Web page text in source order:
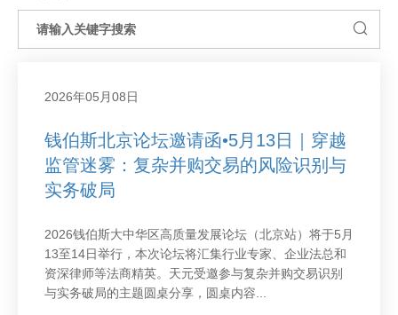
2026年05月08日
钱伯斯北京论坛邀请函•5月13日｜穿越
监管迷雾：复杂并购交易的风险识别与
实务破局
2026钱伯斯大中华区高质量发展论坛（北京站）将于5月
13至14日举行，本次论坛将汇集行业专家、企业法总和
资深律师等法商精英。天元受邀参与复杂并购交易识别
与实务破局的主题圆桌分享，圆桌内容...